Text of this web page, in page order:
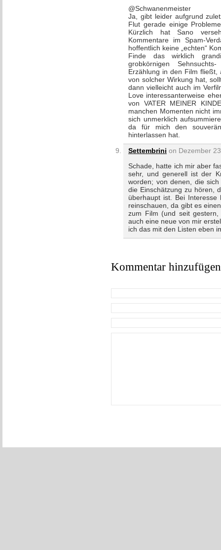
@Schwanenmeister
Ja, gibt leider aufgrund
Flut gerade einige
Kürzlich hat Sano
Kommentare im Spam-
hoffentlich keine „echten“
Finde das wirklich
grobkörnigen
Erzählung in den Film
von solcher Wirkung hat,
dann vielleicht auch im
Love interessanterweise
von VATER MEINER
manchen Momenten nicht
sich unmerklich
da für mich den
hinterlassen hat.
Settembrini on Dezember
Schade, hatte ich mir aber
sehr, und generell ist der
worden; von denen, die
die Einschätzung zu hören,
überhaupt ist. Bei
reinschauen, da gibt es
zum Film (und seit
auch eine neue von mir
ich das mit den Listen eben
Kommentar hinzufügen